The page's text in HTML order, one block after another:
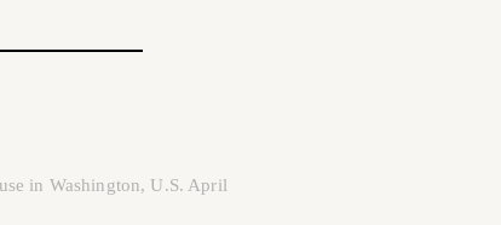
in Washington, U.S. April